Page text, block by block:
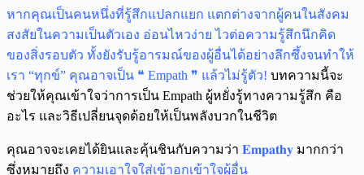
หากคุณเป็นคนหนึ่งที่รู้สึกแปลกแยก แตกต่างจากผู้คนในสังคม
สงสัยในความเป็นตัวเอง อ่อนไหวง่าย ไวต่อความรู้สึกนึกคิด
ของสิ่งรอบตัว ทั้งยังรับรู้อารมณ์ของผู้อื่นได้อย่างลึกซึ้งจนทำให้
เรา “ทุกข์” คุณอาจเป็น ❝ Empath ❞ แล้วไม่รู้ตัว! บทความนี้จะ
ช่วยให้คุณเข้าใจว่าการเป็น Empath ผู้หยั่งรู้ทางความรู้สึก คือ
อะไร และวิธีเปลี่ยนจุดด้อยให้เป็นพลังบวกในชีวิต
คุณอาจจะเคยได้ยินและคุ้นชินกับความว่า 𝐄𝐦𝐩𝐚𝐭𝐡𝐲 มากกว่า
ซึ่งหมายถึง ความเอาใจใส่เข้าอกเข้าใจผู้อื่น